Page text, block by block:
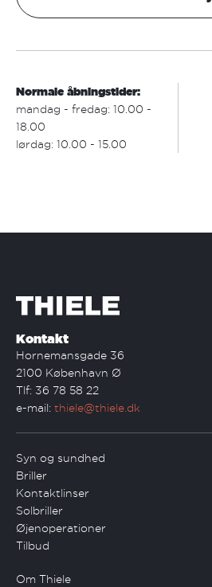
Normale åbningstider:
mandag - fredag: 10.00 -
18.00
lørdag: 10.00 - 15.00
Kontakt
Hornemansgade 36
2100 København Ø
Tlf: 36 78 58 22
e-mail: thiele@thiele.dk
Syn og sundhed
Briller
Kontaktlinser
Solbriller
Øjenoperationer
Tilbud
Om Thiele